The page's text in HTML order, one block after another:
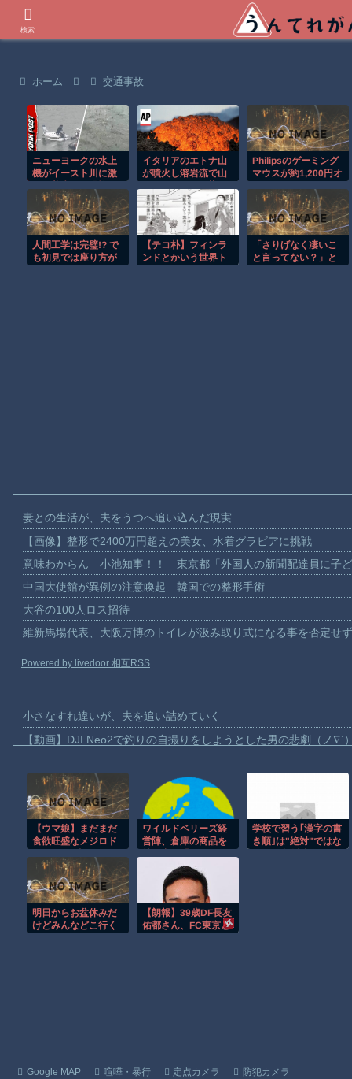
ホーム 交通事故
ニューヨークの水上
機がイースト川に激
瞬間！！
イタリアのエトナ山
が噴火し溶岩流で山
る！！
Philipsのゲーミング
マウスが約1,200円オ
人間工学は完璧!? で
も初見では座り方が
【テコ朴】フィンラ
ンドとかいう世界ト
「さりげなく凄いこ
と言ってない？」と
妻との生活が、夫をうつへ追い込んだ現実
【画像】整形で2400万円超えの美女、水着グラビアに挑戦
意味わからん 小池知事！！ 東京都「外国人の新聞配達員に子
中国大使館が異例の注意喚起 韓国での整形手術
大谷の100人ロス招待
維新馬場代表、大阪万博のトイレが汲み取り式になる事を否定せ
Powered by livedoor 相互RSS
小さなすれ違いが、夫を追い詰めていく
【動画】DJI Neo2で釣りの自撮りをしようとした男の悲劇（ノ∇`
お前らがメイドイン韓国で認めてるもの 「キムチ」あと3つは？
AmazonのアツさMax！心も踊る「マンガ毎週末セール（50%還
【動画】これはお見事。中国重慶市で珍しい事故が撮影される。
【動画】ロシア軍のドローンをネット発射装置で撃墜するウクラ
【動画】逃げる判断はやっ！埼玉でスマホ運転のプリウスに当て
渡邊渚さん「私がPTSDと診断された当時、世間はまだPTSDと
【ウマ娘】まだまだ
食欲旺盛なメジロド
ワイルドベリーズ経
営陣、倉庫の商品を
攻撃で焼失した」と
して処理…ロシア当
局が捜査！
学校で習う｢漢字の書
き順｣は"絶対"ではな
明日からお盆休みだ
けどみんなどこ行く
【朗報】39歳DF長友
佑都さん、FC東京と
Google MAP 喧嘩・暴行 定点カメラ 防犯カメラ
検索